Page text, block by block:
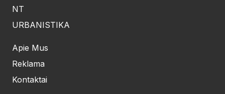
NT
URBANISTIKA
Apie Mus
Reklama
Kontaktai